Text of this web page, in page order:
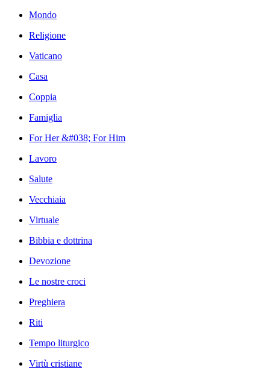
Mondo
Religione
Vaticano
Casa
Coppia
Famiglia
For Her &#038; For Him
Lavoro
Salute
Vecchiaia
Virtuale
Bibbia e dottrina
Devozione
Le nostre croci
Preghiera
Riti
Tempo liturgico
Virtù cristiane